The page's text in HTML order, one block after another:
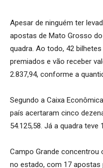
Apesar de ninguém ter
apostas de Mato Grosso
quadra. Ao todo, 42
premiados e vão receber
2.837,94, conforme a
Segundo a Caixa
país acertaram cinco
54.125,58. Já a quadra
Campo Grande concentrou
no estado, com 17 apostas